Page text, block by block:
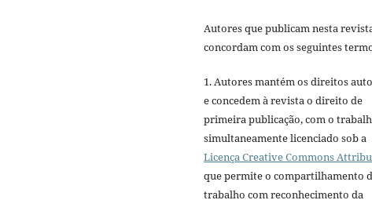
Autores que publicam nesta
concordam com os seguintes
1. Autores mantém os direitos
e concedem à revista o direito de
primeira publicação, com o
simultaneamente licenciado sob a
Licença Creative Commons
que permite o compartilhamento
trabalho com reconhecimento da